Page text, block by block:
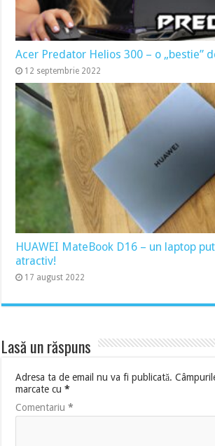
Acer Predator Helios 300 – o „bestie”
12 septembrie 2022
HUAWEI MateBook D16 – un laptop
atractiv!
17 august 2022
Lasă un răspuns
Adresa ta de email nu va fi publicată.
marcate cu*
Comentariu*